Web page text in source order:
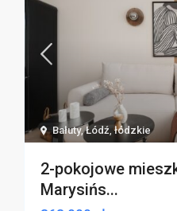
Bałuty,Łódź,łódzkie
2-pokojowe
Marysińs...